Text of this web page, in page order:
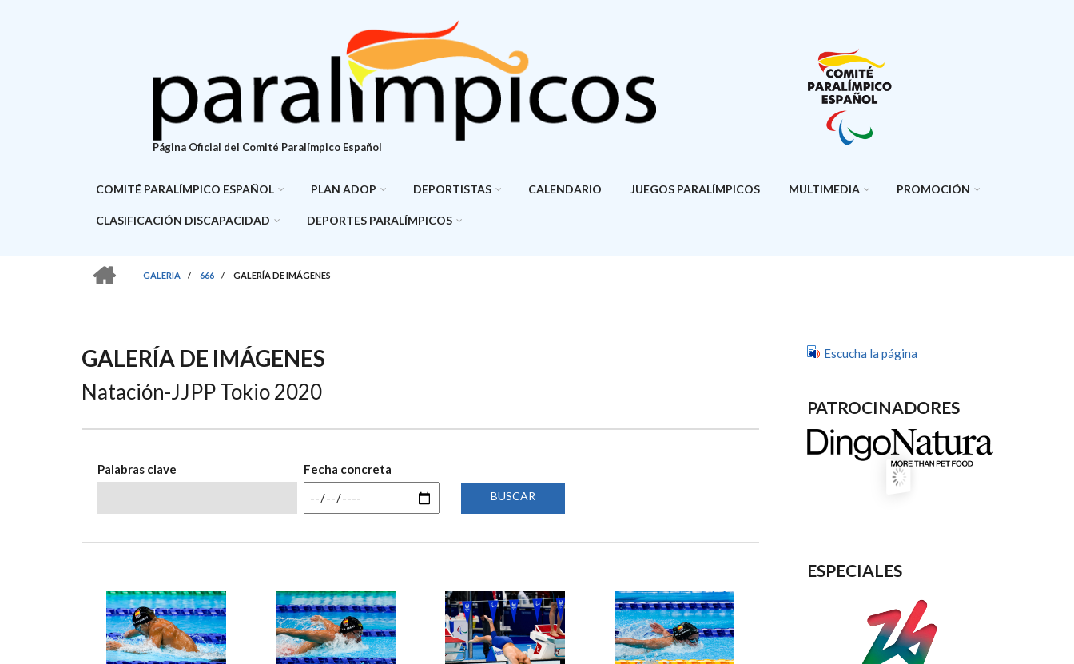
Página Oficial del Comité Paralímpico Español
COMITÉ PARALÍMPICO ESPAÑOL PLAN ADOP DEPORTISTAS CALENDARIO JUEGOS PARALÍMPICOS MULTIMEDIA PROMOCIÓN
CLASIFICACIÓN DISCAPACIDAD DEPORTES PARALÍMPICOS
SOBRESCRIBIR
DE
AYUDA
A
GALERIA
/ 666 / GALERÍA DE IMÁGENES
GALERÍA DE IMÁGENES
Natación-JJPP Tokio 2020
Palabras clave Fecha concreta
Escucha la página
PATROCINADORES
ESPECIALES